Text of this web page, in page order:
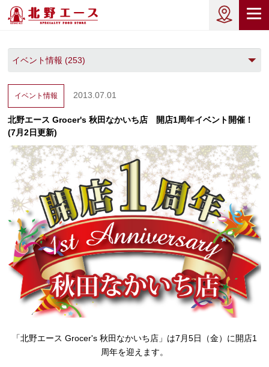
イベント情報 2013.07.01
北野エース Grocer's 秋田なかいち店 開店1周年イベント開催！
(7月2日更新)
「北野エース Grocer's 秋田なかいち店」は7月5日（金）に開店1
周年を迎えます。